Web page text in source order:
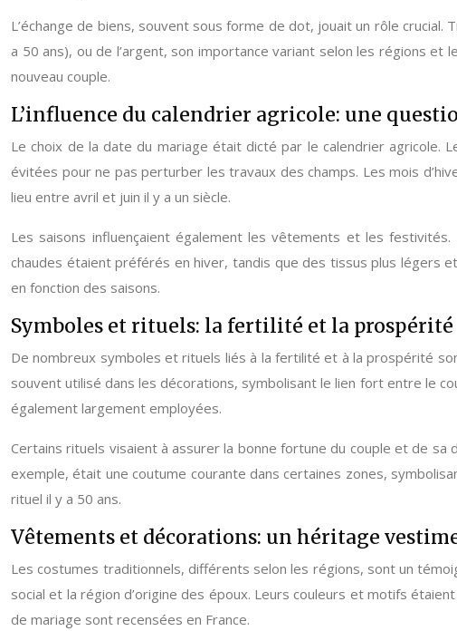
L’échange de biens, souvent sous forme de dot, jouait un rôle
a 50 ans), ou de l’argent, son importance variant selon les régions
nouveau couple.
L’influence du calendrier agricole: une
Le choix de la date du mariage était dicté par le calendrier
évitées pour ne pas perturber les travaux des champs. Les mois
lieu entre avril et juin il y a un siècle.
Les saisons influençaient également les vêtements et les
chaudes étaient préférés en hiver, tandis que des tissus plus légers
en fonction des saisons.
Symboles et rituels: la fertilité et la prospérité
De nombreux symboles et rituels liés à la fertilité et à la prospérité
souvent utilisé dans les décorations, symbolisant le lien fort entre le
également largement employées.
Certains rituels visaient à assurer la bonne fortune du couple et de sa
exemple, était une coutume courante dans certaines zones,
rituel il y a 50 ans.
Vêtements et décorations: un héritage
Les costumes traditionnels, différents selon les régions, sont un
social et la région d’origine des époux. Leurs couleurs et motifs
de mariage sont recensées en France.